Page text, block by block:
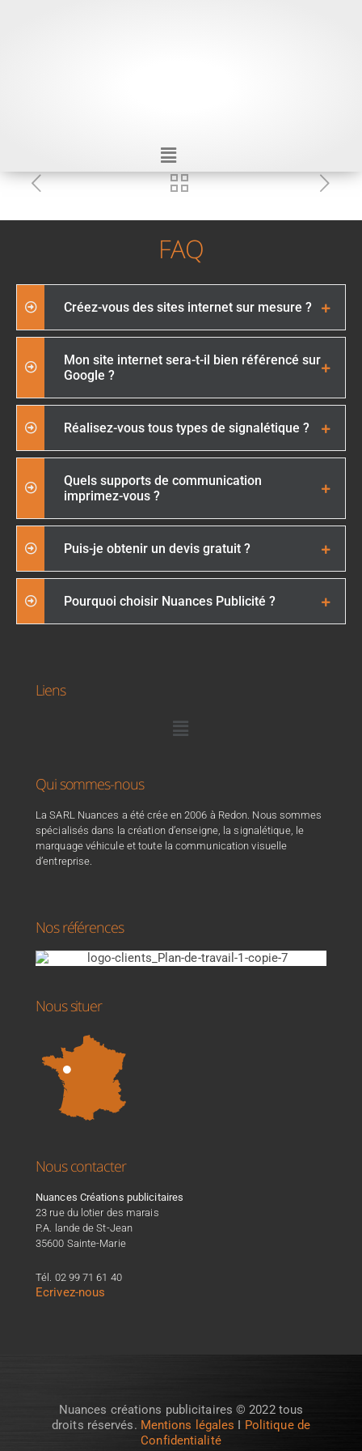
FAQ
Créez-vous des sites internet sur mesure ?
Mon site internet sera-t-il bien référencé sur
Google ?
Réalisez-vous tous types de signalétique ?
Quels supports de communication
imprimez-vous ?
Puis-je obtenir un devis gratuit ?
Pourquoi choisir Nuances Publicité ?
Liens
Qui sommes-nous
La SARL Nuances a été crée en 2006 à Redon. Nous sommes
spécialisés dans la création d’enseigne, la signalétique, le
marquage véhicule et toute la communication visuelle
d’entreprise.
Nos références
Nous situer
Nous contacter
Nuances Créations publicitaires
23 rue du lotier des marais
P.A. lande de St-Jean
35600 Sainte-Marie
Tél. 02 99 71 61 40
Ecrivez-nous
Nuances créations publicitaires © 2022 tous
droits réservés. Mentions légales I Politique de
Confidentialité